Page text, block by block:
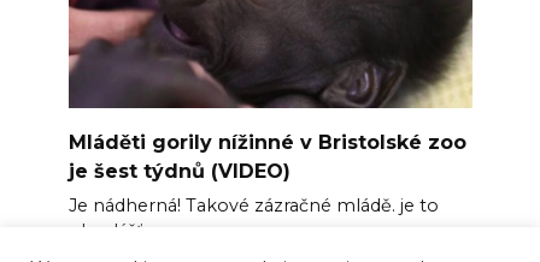
Mláděti gorily nížinné v Bristolské zoo
je šest týdnů (VIDEO)
Je nádherná! Takové zázračné mládě. je to
obzvlášť